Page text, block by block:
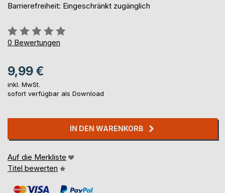
Barrierefreiheit: Eingeschränkt zugänglich
Bewertung::
0%
0 Bewertungen
9,99 €
inkl. MwSt.
sofort verfügbar als Download
IN DEN WARENKORB
Auf die Merkliste
Titel bewerten